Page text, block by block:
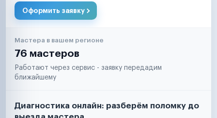
Оформить заявку
Мастера в вашем регионе
76 мастеров
Работают через сервис - заявку передадим
ближайшему
Диагностика онлайн: разберём поломку до